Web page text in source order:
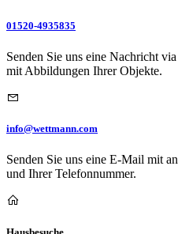
01520-4935835
Senden Sie uns eine Nachricht
mit Abbildungen Ihrer Objekte.
info@wettmann.com
Senden Sie uns eine E-Mail mit
und Ihrer Telefonnummer.